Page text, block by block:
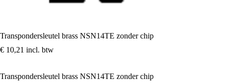
Transpondersleutel brass NSN14TE zonder chip
€ 10,21 incl. btw
Transpondersleutel brass NSN14TE zonder chip